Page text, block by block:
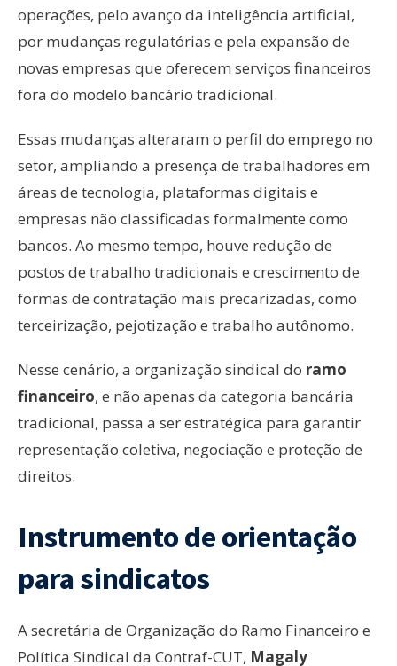
operações, pelo avanço da inteligência artificial,
por mudanças regulatórias e pela expansão de
novas empresas que oferecem serviços financeiros
fora do modelo bancário tradicional.
Essas mudanças alteraram o perfil do emprego no
setor, ampliando a presença de trabalhadores em
áreas de tecnologia, plataformas digitais e
empresas não classificadas formalmente como
bancos. Ao mesmo tempo, houve redução de
postos de trabalho tradicionais e crescimento de
formas de contratação mais precarizadas, como
terceirização, pejotização e trabalho autônomo.
Nesse cenário, a organização sindical do ramo
financeiro, e não apenas da categoria bancária
tradicional, passa a ser estratégica para garantir
representação coletiva, negociação e proteção de
direitos.
Instrumento de orientação
para sindicatos
A secretária de Organização do Ramo Financeiro e
Política Sindical da Contraf-CUT, Magaly